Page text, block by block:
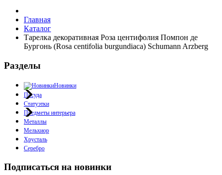
Главная
Каталог
Тарелка декоративная Роза центифолия Помпон де
Бургонь (Rosa centifolia burgundiaca) Schumann Arzberg
Разделы
Новинки
Посуда
Статуэтки
Предметы интерьера
Металлы
Мельхиор
Хрусталь
Серебро
Подписаться на новинки